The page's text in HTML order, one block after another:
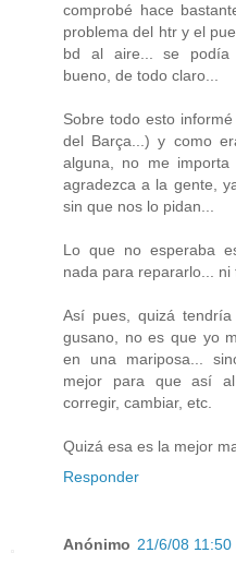
comprobé hace
problema del htr y el
bd al aire... se podía
bueno, de todo claro...
Sobre todo esto
del Barça...) y como
alguna, no me
agradezca a la gente,
sin que nos lo pidan...
Lo que no esperaba
nada para repararlo... ni
Así pues, quizá
gusano, no es que yo
en una mariposa...
mejor para que así
corregir, cambiar, etc.
Quizá esa es la mejor
Responder
Anónimo 21/6/08 11:50